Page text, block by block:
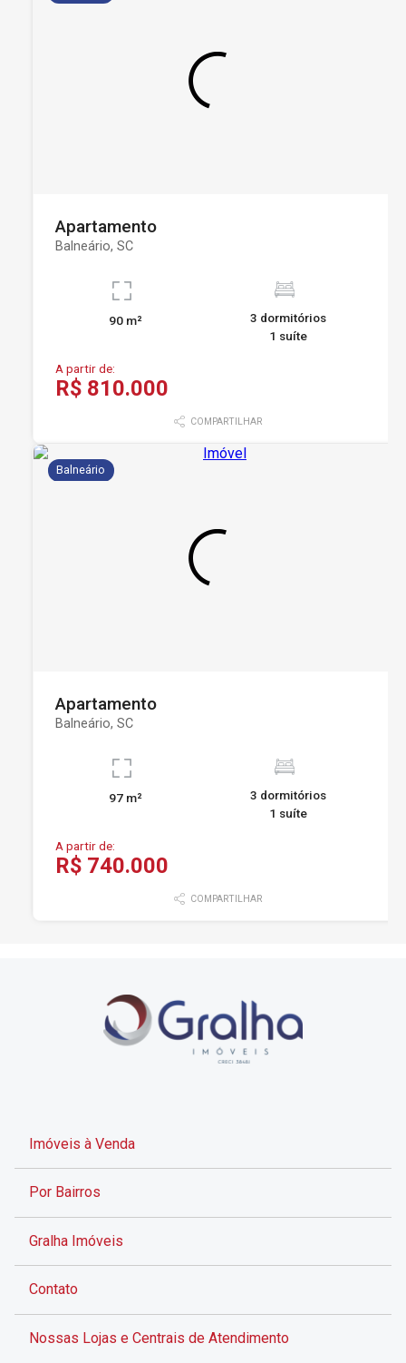
Apartamento
Balneário, SC
90 m²
3 dormitórios
1 suíte
A partir de:
R$ 810.000
COMPARTILHAR
Balneário
Apartamento
Balneário, SC
97 m²
3 dormitórios
1 suíte
A partir de:
R$ 740.000
COMPARTILHAR
Imóveis à Venda
Por Bairros
Gralha Imóveis
Contato
Nossas Lojas e Centrais de Atendimento